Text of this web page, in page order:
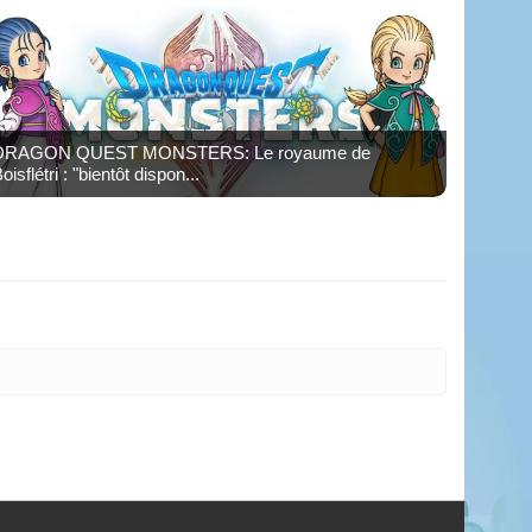
QUEST MONSTERS: Le royaume de
: "bientôt dispon...